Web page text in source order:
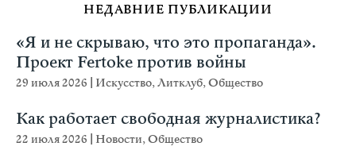
НЕДАВНИЕ ПУБЛИКАЦИИ
«Я и не скрываю, что это пропаганда».
Проект Fertoke против войны
29 июля 2026 Искусство,Литклуб,Общество
Как работает свободная журналистика?
22 июля 2026 Новости,Общество